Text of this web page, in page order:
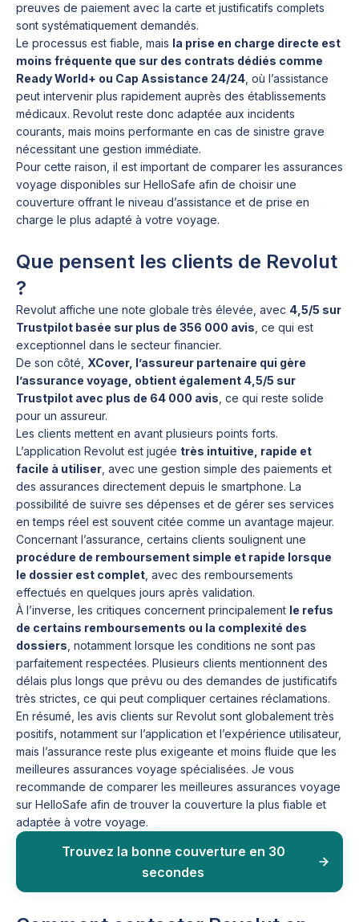
preuves de paiement avec la carte et justificatifs complets
sont systématiquement demandés.
Le processus est fiable, mais la prise en charge directe est
moins fréquente que sur des contrats dédiés comme
Ready World+ ou Cap Assistance 24/24 , où l’assistance
peut intervenir plus rapidement auprès des établissements
médicaux. Revolut reste donc adaptée aux incidents
courants, mais moins performante en cas de sinistre grave
nécessitant une gestion immédiate.
Pour cette raison, il est important de comparer les assurances
voyage disponibles sur HelloSafe afin de choisir une
couverture offrant le niveau d’assistance et de prise en
charge le plus adapté à votre voyage.
Que pensent les clients de Revolut
?
Revolut affiche une note globale très élevée, avec 4,5/5 sur
Trustpilot basée sur plus de 356 000 avis , ce qui est
exceptionnel dans le secteur financier.
De son côté, XCover, l’assureur partenaire qui gère
l’assurance voyage, obtient également 4,5/5 sur
Trustpilot avec plus de 64 000 avis , ce qui reste solide
pour un assureur.
Les clients mettent en avant plusieurs points forts.
L’application Revolut est jugée très intuitive, rapide et
facile à utiliser , avec une gestion simple des paiements et
des assurances directement depuis le smartphone. La
possibilité de suivre ses dépenses et de gérer ses services
en temps réel est souvent citée comme un avantage majeur.
Concernant l’assurance, certains clients soulignent une
procédure de remboursement simple et rapide lorsque
le dossier est complet , avec des remboursements
effectués en quelques jours après validation.
À l’inverse, les critiques concernent principalement le refus
de certains remboursements ou la complexité des
dossiers , notamment lorsque les conditions ne sont pas
parfaitement respectées. Plusieurs clients mentionnent des
délais plus longs que prévu ou des demandes de justificatifs
très strictes, ce qui peut compliquer certaines réclamations.
En résumé, les avis clients sur Revolut sont globalement très
positifs, notamment sur l’application et l’expérience utilisateur,
mais l’assurance reste plus exigeante et moins fluide que les
meilleures assurances voyage spécialisées. Je vous
recommande de comparer les meilleures assurances voyage
sur HelloSafe afin de trouver la couverture la plus fiable et
adaptée à votre voyage.
Trouvez la bonne couverture en 30
secondes